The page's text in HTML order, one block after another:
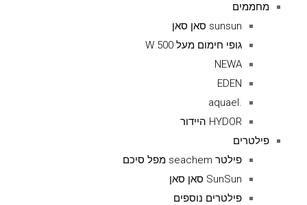
מחממים
sunsun סאן סאן
גופי חימום מעל 500 W
NEWA
EDEN
HYDOR היידור
פילטרים
פילטר seachem מפל סיכם
SunSun סאן סאן
פילטרים נוספים